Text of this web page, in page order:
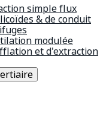
simple flux
& de conduit
modulée
et d'extraction